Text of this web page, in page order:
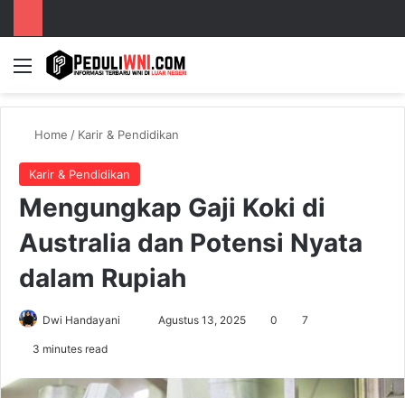
Menu
Home / Karir & Pendidikan
Karir & Pendidikan
Mengungkap Gaji Koki di
Australia dan Potensi Nyata
dalam Rupiah
Dwi Handayani
d
Agustus 13, 2025 0 7
3 minutes read